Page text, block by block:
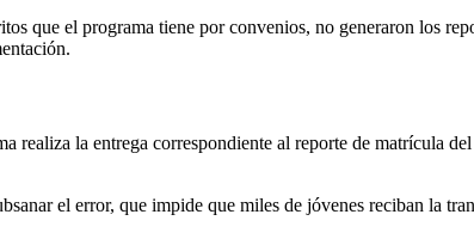
que el programa tiene por convenios, no generaron los
realiza la entrega correspondiente al reporte de matrícula
el error, que impide que miles de jóvenes reciban la